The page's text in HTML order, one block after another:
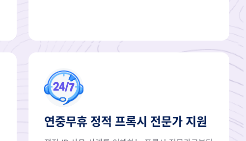
연중무휴 정적 프록시 전문가 지원